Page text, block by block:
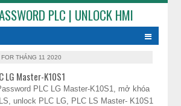
PLC | UNLOCK HMI
THÁNG 11 2020
LG Master-K10S1
PLC LG Master-K10S1, mở khóa
unlock PLC LG, PLC LS Master- K10S1